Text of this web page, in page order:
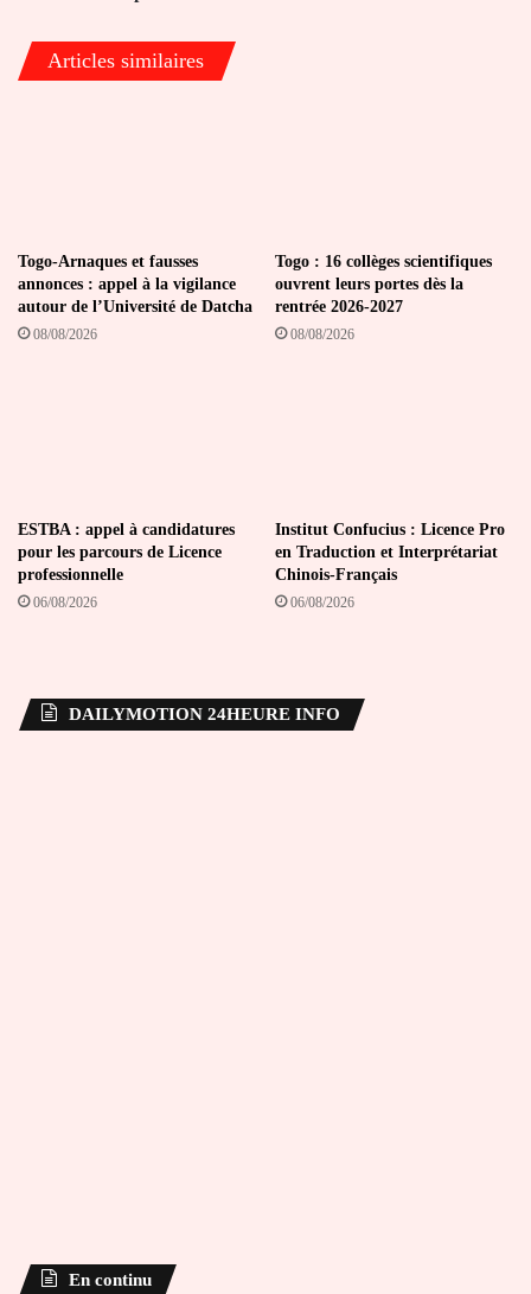
Articles similaires
Togo-Arnaques et fausses
annonces : appel à la vigilance
autour de l’Université de Datcha
08/08/2026
Togo : 16 collèges scientifiques
ouvrent leurs portes dès la
rentrée 2026-2027
08/08/2026
ESTBA : appel à candidatures
pour les parcours de Licence
professionnelle
06/08/2026
Institut Confucius : Licence Pro
en Traduction et Interprétariat
Chinois-Français
06/08/2026
DAILYMOTION 24HEURE INFO
En continu